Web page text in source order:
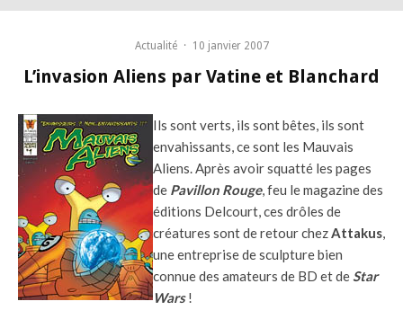
Actualité · 10 janvier 2007
L’invasion Aliens par Vatine et Blanchard
Ils sont verts, ils sont bêtes, ils sont
envahissants, ce sont les Mauvais
Aliens. Après avoir squatté les pages
de Pavillon Rouge, feu le magazine des
éditions Delcourt, ces drôles de
créatures sont de retour chezAttakus,
une entreprise de sculpture bien
connue des amateurs de BD et deStar
Wars!